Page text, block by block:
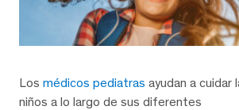
Los médicos pediatras ayudan a cuidar
niños a lo largo de sus diferentes